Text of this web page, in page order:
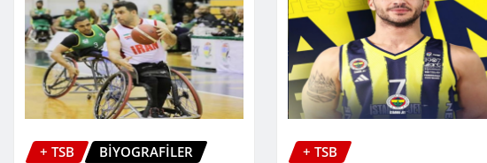
+ TSB BİYOGRAFİLER
+ TSB